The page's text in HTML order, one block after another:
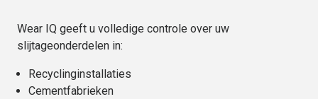
Wear IQ geeft u volledige controle over uw
slijtageonderdelen in:
Recyclinginstallaties
Cementfabrieken